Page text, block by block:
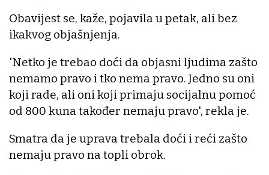
Obavijest se, kaže, pojavila u petak, ali bez
ikakvog objašnjenja.
'Netko je trebao doći da objasni ljudima zašto
nemamo pravo i tko nema pravo. Jedno su oni
koji rade, ali oni koji primaju socijalnu pomoć
od 800 kuna također nemaju pravo', rekla je.
Smatra da je uprava trebala doći i reći zašto
nemaju pravo na topli obrok.